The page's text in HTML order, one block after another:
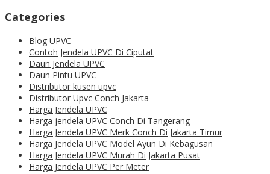
Categories
Blog UPVC
Contoh Jendela UPVC Di Ciputat
Daun Jendela UPVC
Daun Pintu UPVC
Distributor kusen upvc
Distributor Upvc Conch Jakarta
Harga Jendela UPVC
Harga jendela UPVC Conch Di Tangerang
Harga Jendela UPVC Merk Conch Di Jakarta Timur
Harga Jendela UPVC Model Ayun Di Kebagusan
Harga Jendela UPVC Murah Di Jakarta Pusat
Harga Jendela UPVC Per Meter